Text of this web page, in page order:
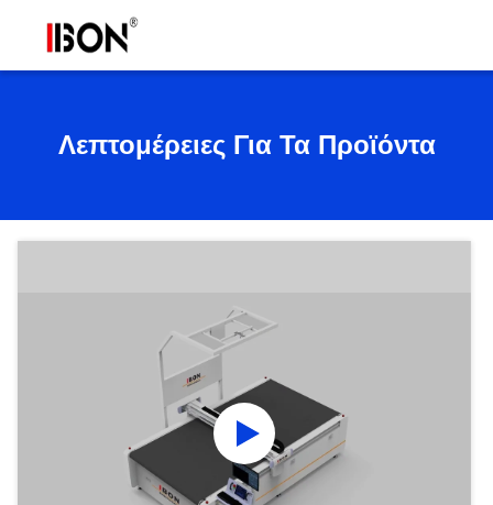
Λεπτομέρειες Για Τα Προϊόντα